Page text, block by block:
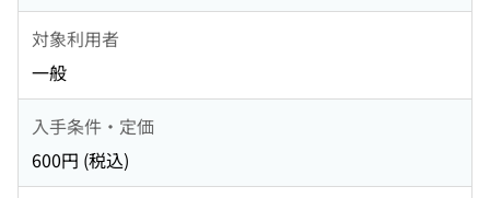
対象利用者
一般
入手条件・定価
600円 (税込)